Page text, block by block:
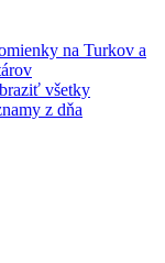
na Turkov a
všetky
z dňa